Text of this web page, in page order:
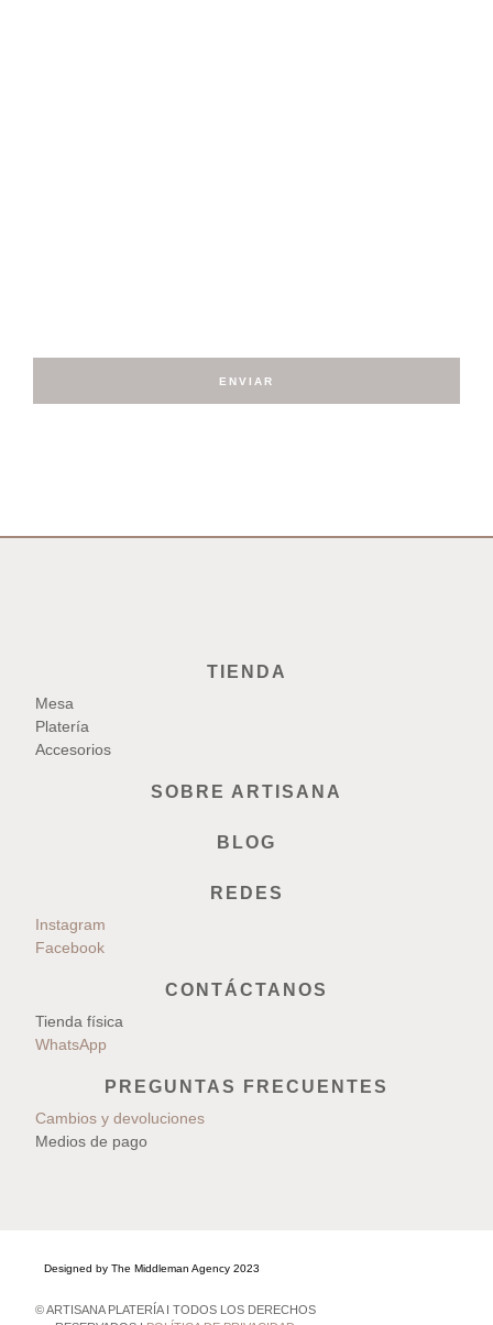
ENVIAR
TIENDA
Mesa
Platería
Accesorios
SOBRE ARTISANA
BLOG
REDES
Instagram
Facebook
CONTÁCTANOS
Tienda física
WhatsApp
PREGUNTAS FRECUENTES
Cambios y devoluciones
Medios de pago
Designed by The Middleman Agency 2023
© ARTISANA PLATERÍA I TODOS LOS DERECHOS